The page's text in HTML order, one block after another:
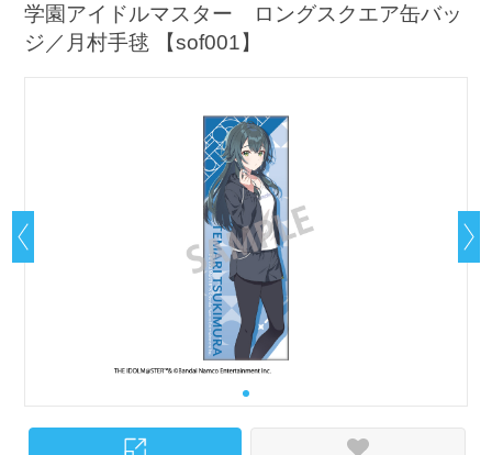
学園アイドルマスター ロングスクエア缶バッ
ジ／月村手毬 【sof001】